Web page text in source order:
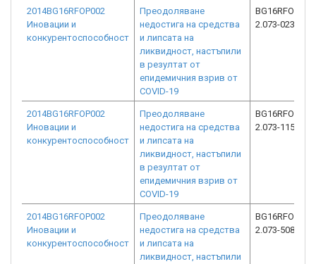
2014BG16RFOP002
Иновации и
конкурентоспособност
Преодоляване
недостига на средства
и липсата на
ликвидност, настъпили
в резултат от
епидемичния взрив от
COVID-19
BG16RFOP002-
2.073-0236-
2014BG16RFOP002
Иновации и
конкурентоспособност
Преодоляване
недостига на средства
и липсата на
ликвидност, настъпили
в резултат от
епидемичния взрив от
COVID-19
BG16RFOP002-
2.073-11587-
2014BG16RFOP002
Иновации и
конкурентоспособност
Преодоляване
недостига на средства
и липсата на
ликвидност, настъпили
BG16RFOP002-
2.073-5080-